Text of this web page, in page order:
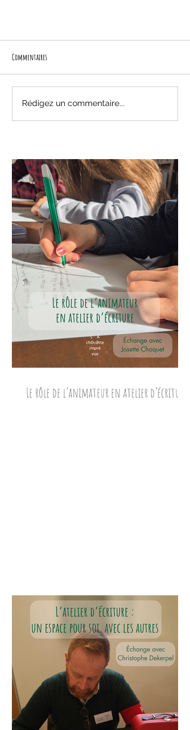
Commentaires
Rédigez un commentaire...
Le rôle de l’animateur en atelier d’écriture